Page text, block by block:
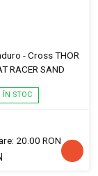
- Cross THOR
RACER SAND
ÎN STOC
20.00 RON